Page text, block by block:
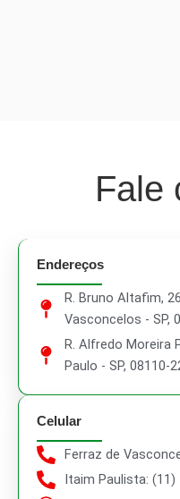
Endereços
R. Bruno Altafim,
Vasconcelos - SP,
R. Alfredo Moreira
Paulo - SP, 08110-
Celular
Ferraz de